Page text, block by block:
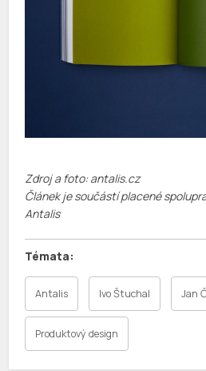
Zdroj a foto: antalis.cz
Článek je součástí placené
Antalis
Antalis Ivo Štuchal Jan
Produktový design